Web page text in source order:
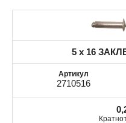
5 x 16
2710516